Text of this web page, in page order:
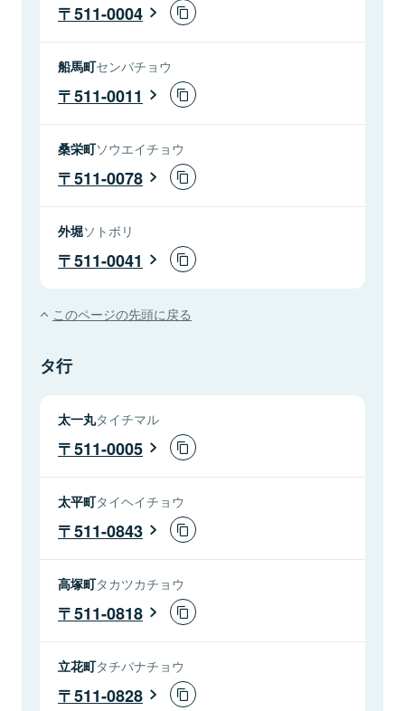
511-0004
船馬町センバチョウ
511-0011
桑栄町ソウエイチョウ
511-0078
外堀ソトボリ
511-0041
このページの先頭に戻る
タ行
太一丸タイチマル
511-0005
太平町タイヘイチョウ
511-0843
高塚町タカツカチョウ
511-0818
立花町タチバナチョウ
511-0828